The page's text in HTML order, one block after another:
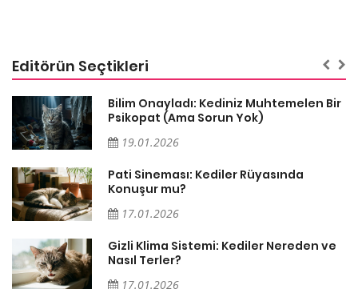
Editörün Seçtikleri
Bilim Onayladı: Kediniz Muhtemelen Bir
Psikopat (Ama Sorun Yok)
19.01.2026
Pati Sineması: Kediler Rüyasında
Konuşur mu?
17.01.2026
Gizli Klima Sistemi: Kediler Nereden ve
Nasıl Terler?
17.01.2026